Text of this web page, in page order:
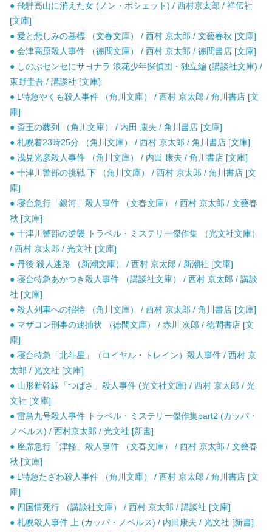
● 飛騨高山に消えた女 (ノン・ポシェット) / 西村京太郎 / 祥伝社
[文庫]
● 愛と悲しみの墓標 （文春文庫） / 西村 京太郎 / 文藝春秋 [文庫]
● 会津高原殺人事件 （徳間文庫） / 西村 京太郎 / 徳間書店 [文庫]
● しのぶセンセにサヨナラ 浪花少年探偵団・独立編 (講談社文庫) /
東野圭吾 / 講談社 [文庫]
● L特急やくも殺人事件 （角川文庫） / 西村 京太郎 / 角川書店 [文
庫]
● 斎王の葬列 （角川文庫） / 内田 康夫 / 角川書店 [文庫]
● 札幌着23時25分 （角川文庫） / 西村 京太郎 / 角川書店 [文庫]
● 浅見光彦殺人事件 （角川文庫） / 内田 康夫 / 角川書店 [文庫]
● 十津川警部の挑戦 下 （角川文庫） / 西村 京太郎 / 角川書店 [文
庫]
● 寝台急行「銀河」殺人事件 （文春文庫） / 西村 京太郎 / 文藝春
秋 [文庫]
● 十津川警部の逆襲 トラベル・ミステリー傑作集 （光文社文庫）
/ 西村 京太郎 / 光文社 [文庫]
● 丹後 殺人迷路 （新潮文庫） / 西村 京太郎 / 新潮社 [文庫]
● 寝台特急あかつき殺人事件 （講談社文庫） / 西村 京太郎 / 講談
社 [文庫]
● 殺人列車への招待 （角川文庫） / 西村 京太郎 / 角川書店 [文庫]
● マザコン刑事の逮捕状 （徳間文庫） / 赤川 次郎 / 徳間書店 [文
庫]
● 寝台特急「北斗星」（ロイヤル・トレイン）殺人事件 / 西村 京
太郎 / 光文社 [文庫]
● 山形新幹線「つばさ」殺人事件 (光文社文庫) / 西村 京太郎 / 光
文社 [文庫]
● 雷鳥九号殺人事件 トラベル・ミステリー傑作集part2 (カッパ・
ノベルス) / 西村京太郎 / 光文社 [新書]
● 座席急行「津軽」殺人事件 （文春文庫） / 西村 京太郎 / 文藝春
秋 [文庫]
● L特急たざわ殺人事件 （角川文庫） / 西村 京太郎 / 角川書店 [文
庫]
● 四国情死行 （講談社文庫） / 西村 京太郎 / 講談社 [文庫]
● 札幌殺人事件 上 (カッパ・ノベルス) / 内田康夫 / 光文社 [新書]